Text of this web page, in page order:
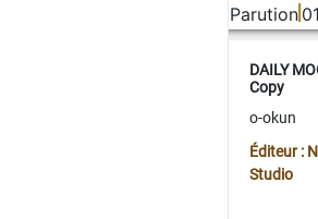
Parution
DAILY
Copy
o-okun
Éditeur :
Studio